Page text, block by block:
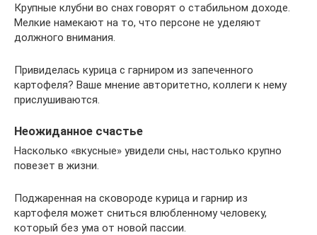
Крупные клубни во снах говорят о стабильном доходе.
Мелкие намекают на то, что персоне не уделяют
должного внимания.
Привиделась курица с гарниром из запеченного
картофеля? Ваше мнение авторитетно, коллеги к нему
прислушиваются.
Неожиданное счастье
Насколько «вкусные» увидели сны, настолько крупно
повезет в жизни.
Поджаренная на сковороде курица и гарнир из
картофеля может сниться влюбленному человеку,
который без ума от новой пассии.